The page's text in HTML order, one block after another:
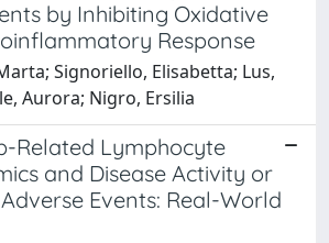
by Inhibiting Oxidative
Response
Signoriello, Elisabetta; Lus,
Aurora; Nigro, Ersilia
Related Lymphocyte
and Disease Activity or
Events: Real-World